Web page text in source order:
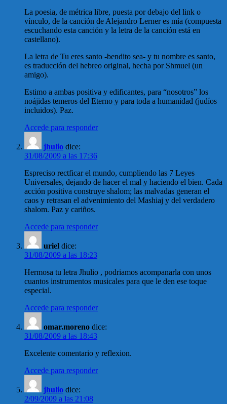
La poesia, de métrica libre, puesta por debajo del link o
vínculo, de la canción de Alejandro Lerner es mía (compuesta
escuchando esta canción y la letra de la canción está en
castellano).
La letra de Tu eres santo -bendito sea- y tu nombre es santo,
es traducción del hebreo original, hecha por Shmuel (un
amigo).
Estimo a ambas positiva y edificantes, para “nosotros” los
noájidas temeros del Eterno y para toda a humanidad (judíos
incluidos). Paz.
Accede para responder
jhulio dice:
31/08/2009 a las 17:36
Espreciso rectficar el mundo, cumpliendo las 7 Leyes
Universales, dejando de hacer el mal y haciendo el bien. Cada
acción positiva construye shalom; las malvadas generan el
caos y retrasan el advenimiento del Mashiaj y del verdadero
shalom. Paz y cariños.
Accede para responder
uriel dice:
31/08/2009 a las 18:23
Hermosa tu letra Jhulio , podriamos acompanarla con unos
cuantos instrumentos musicales para que le den ese toque
especial.
Accede para responder
omar.moreno dice:
31/08/2009 a las 18:43
Excelente comentario y reflexion.
Accede para responder
jhulio dice:
2/09/2009 a las 21:08